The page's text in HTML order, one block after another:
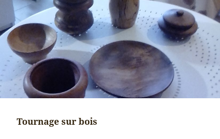
Tournage sur bois